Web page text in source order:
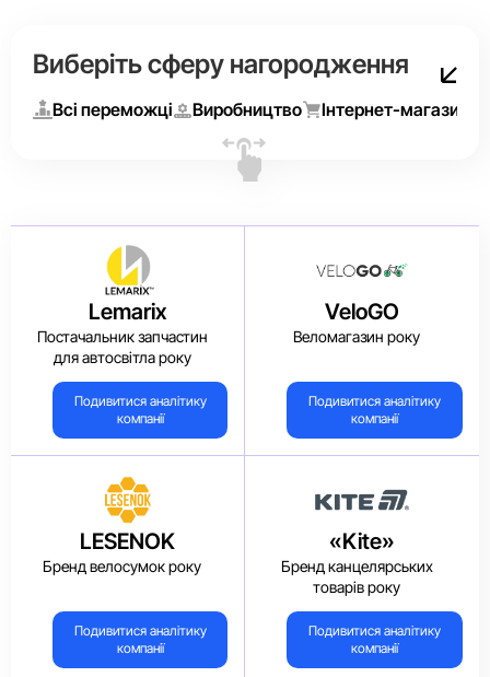
Виберіть сферу нагородження
Всі переможці Виробництво Інтернет-магазини
Lemarix
Постачальник запчастин
для автосвітла року
Подивитися аналітику
компанії
VeloGO
Веломагазин року
Подивитися аналітику
компанії
LESENOK
Бренд велосумок року
Подивитися аналітику
компанії
«Kite»
Бренд канцелярських
товарів року
Подивитися аналітику
компанії